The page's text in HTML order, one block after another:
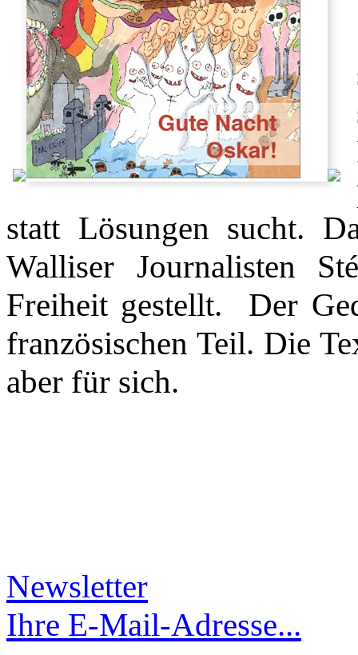
statt Lösungen sucht.
Walliser Journalisten
Freiheit gestellt. Der
französischen Teil. Die
aber für sich.
Newsletter
Ihre E-Mail-Adresse...